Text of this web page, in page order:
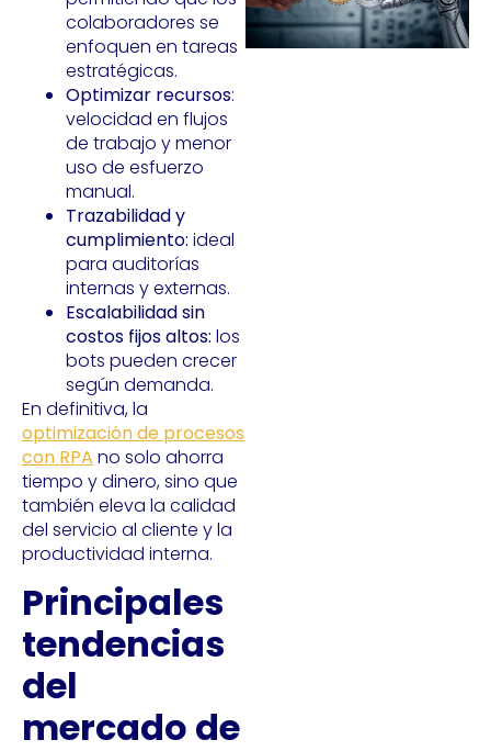
colaboradores se
enfoquen en tareas
estratégicas.
Optimizar recursos:
velocidad en flujos
de trabajo y menor
uso de esfuerzo
manual.
Trazabilidad y
cumplimiento: ideal
para auditorías
internas y externas.
Escalabilidad sin
costos fijos altos: los
bots pueden crecer
según demanda.
En definitiva, la
optimización de procesos
con RPA no solo ahorra
tiempo y dinero, sino que
también eleva la calidad
del servicio al cliente y la
productividad interna.
Principales
tendencias
del
mercado de